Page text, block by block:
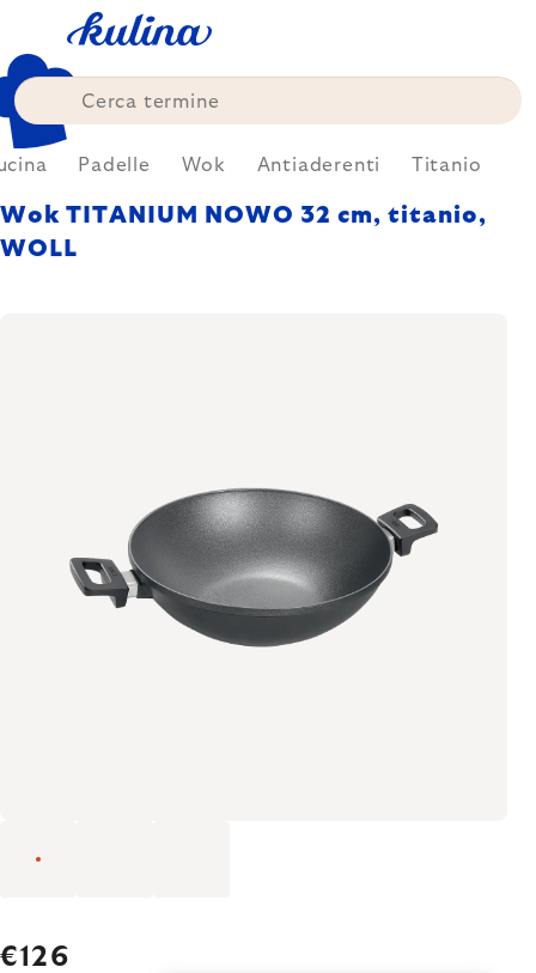
content
Padelle Wok Antiaderenti Titanio
Wok TITANIUM NOWO 32 cm, titanio,
WOLL
€126